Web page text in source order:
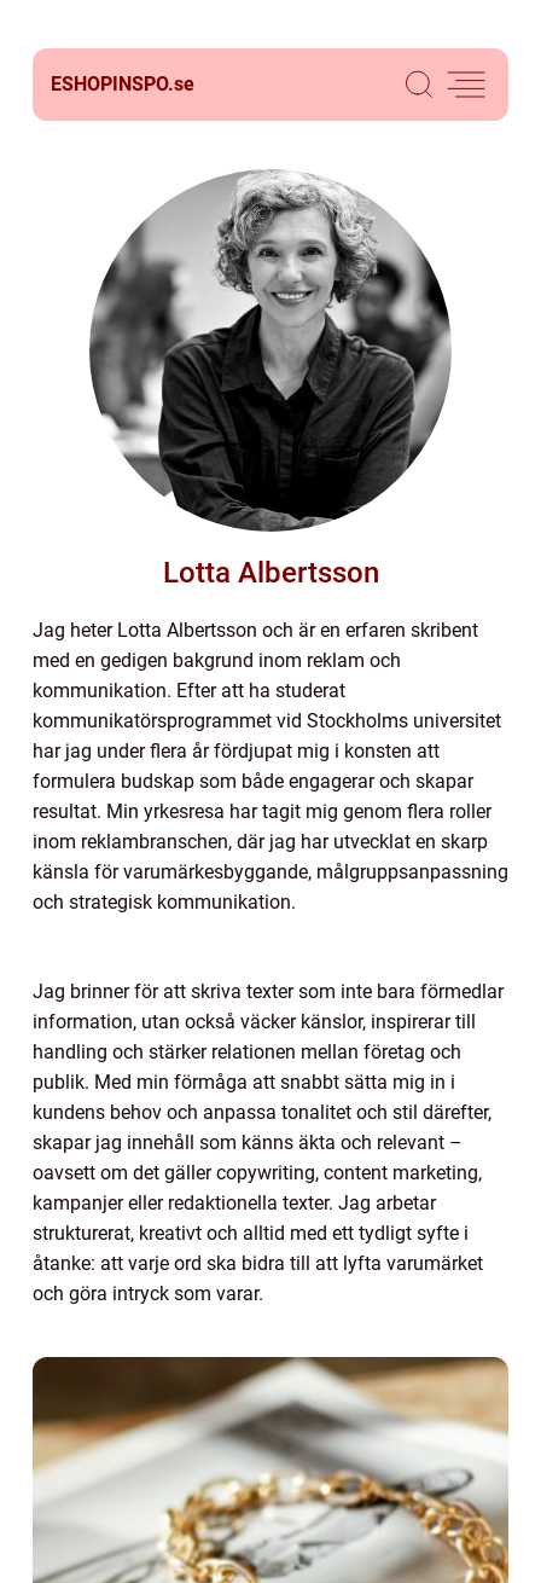
ESHOPINSPO.se
Lotta Albertsson
Jag heter Lotta Albertsson och är en erfaren skribent
med en gedigen bakgrund inom reklam och
kommunikation. Efter att ha studerat
kommunikatörsprogrammet vid Stockholms universitet
har jag under flera år fördjupat mig i konsten att
formulera budskap som både engagerar och skapar
resultat. Min yrkesresa har tagit mig genom flera roller
inom reklambranschen, där jag har utvecklat en skarp
känsla för varumärkesbyggande, målgruppsanpassning
och strategisk kommunikation.
Jag brinner för att skriva texter som inte bara förmedlar
information, utan också väcker känslor, inspirerar till
handling och stärker relationen mellan företag och
publik. Med min förmåga att snabbt sätta mig in i
kundens behov och anpassa tonalitet och stil därefter,
skapar jag innehåll som känns äkta och relevant –
oavsett om det gäller copywriting, content marketing,
kampanjer eller redaktionella texter. Jag arbetar
strukturerat, kreativt och alltid med ett tydligt syfte i
åtanke: att varje ord ska bidra till att lyfta varumärket
och göra intryck som varar.